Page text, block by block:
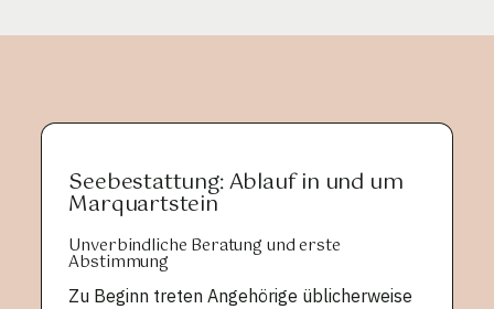
Seebestattung: Ablauf in und um
Marquartstein
Unverbindliche Beratung und erste
Abstimmung
Zu Beginn treten Angehörige üblicherweise